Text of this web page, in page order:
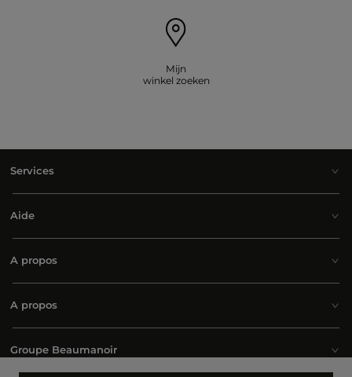
Mijn
winkel zoeken
Services
Aide
A propos
A propos
Groupe Beaumanoir